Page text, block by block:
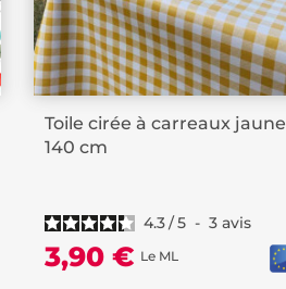
Toile cirée à carreaux jaune
140 cm
4.3/5 - 3 avis
3,90 € Le ML